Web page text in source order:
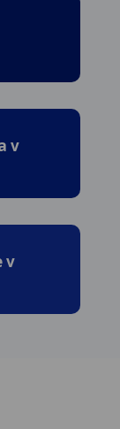
v
v